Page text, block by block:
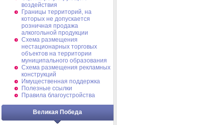
воздействия
Границы территорий, на
которых не допускается
розничная продажа
алкогольной продукции
Схема размещения
нестационарных торговых
объектов на территории
муниципального образования
Схема размещения рекламных
конструкций
Имущественная поддержка
Полезные ссылки
Правила благоустройства
Великая Победа